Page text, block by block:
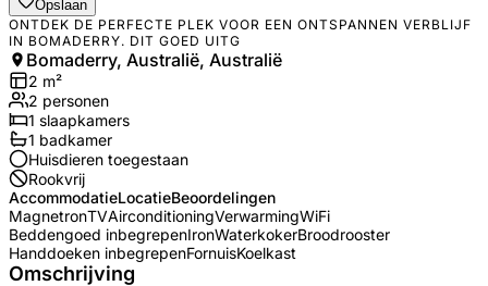
Opslaan
ONTDEK DE PERFECTE PLEK VOOR EEN ONTSPANNEN VERBLIJF
IN BOMADERRY. DIT GOED UITG
Bomaderry, Australië, Australië
2 m²
2 personen
1 slaapkamers
1 badkamer
Huisdieren toegestaan
Rookvrij
AccommodatieLocatieBeoordelingen
MagnetronTVAirconditioningVerwarmingWiFi
Beddengoed inbegrepenIronWaterkokerBroodrooster
Handdoeken inbegrepenFornuisKoelkast
Omschrijving